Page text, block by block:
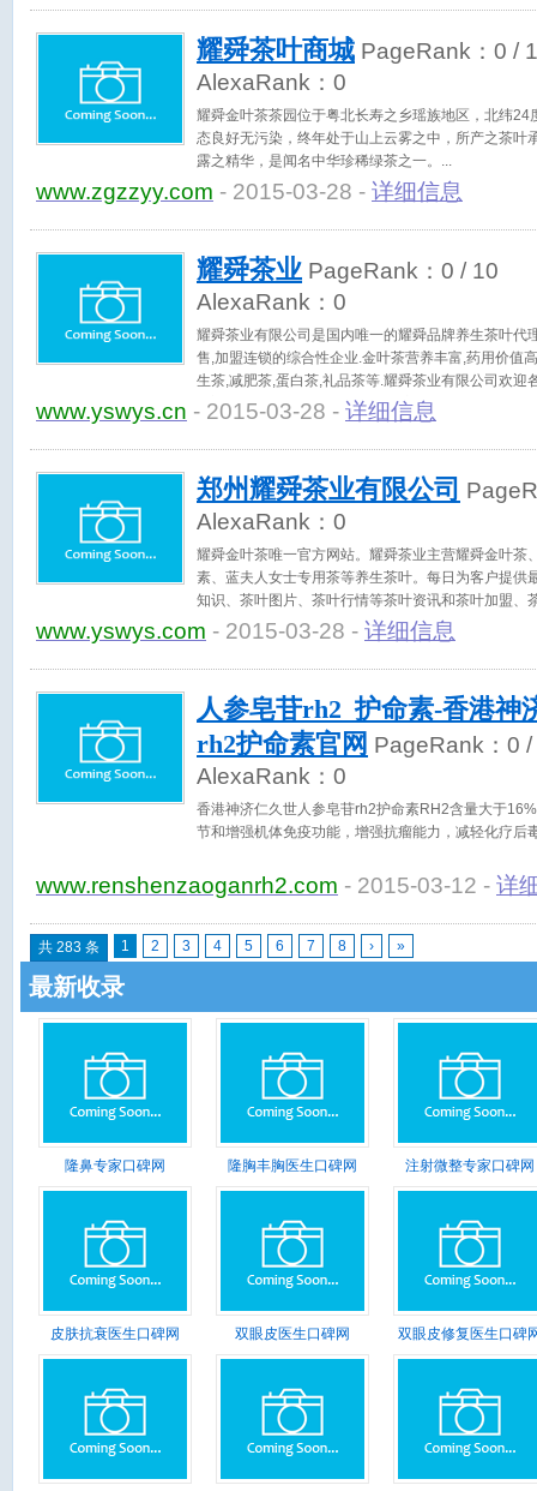
耀舜茶叶商城 PageRank： 0 /
AlexaRank： 0
耀舜金叶茶茶园位于粤北长寿之乡瑶族地区，北纬
态良好无污染，终年处于山上云雾之中，所产之茶叶
露之精华，是闻名中华珍稀绿茶之一。
www.zgzzyy.com - 2015-03-28 - 详细信息
耀舜茶业 PageRank： 0 / 10
AlexaRank： 0
耀舜茶业有限公司是国内唯一的耀舜品牌养生茶叶代
售,加盟连锁的综合性企业.金叶茶营养丰富,药用价值
生茶,减肥茶,蛋白茶,礼品茶等.耀舜茶业有限公司欢迎
欢迎各位爱茶人士前来洽谈,联系方式:18638539712
www.yswys.cn - 2015-03-28 - 详细信息
郑州耀舜茶业有限公司
AlexaRank： 0
耀舜金叶茶唯一官方网站。耀舜茶业主营耀舜金叶茶
素、蓝夫人女士专用茶等养生茶叶。每日为客户提供
知识、茶叶图片、茶叶行情等茶叶资讯和茶叶加盟、
www.yswys.com - 2015-03-28 - 详细信息
人参皂苷rh2_护命素-香港神
rh2护命素官网 PageRank： 0 /
AlexaRank： 0
香港神济仁久世人参皂苷rh2护命素RH2含量大于
节和增强机体免疫功能，增强抗瘤能力，减轻化疗后
www.renshenzaoganrh2.com - 2015-03-12 - 详
共 283 条 1 2 3 4 5 6 7 8 › »
最新收录
隆鼻专家口碑网 隆胸丰胸医生口碑网 注射微整专家口碑网
皮肤抗衰医生口碑网 双眼皮医生口碑网 双眼皮修复医生口碑